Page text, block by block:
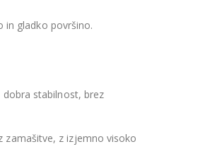
in gladko površino.
stabilnost, brez
zamašitve, z izjemno visoko